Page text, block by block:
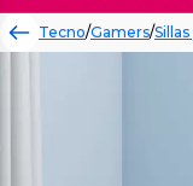
Tecno/Gamers/